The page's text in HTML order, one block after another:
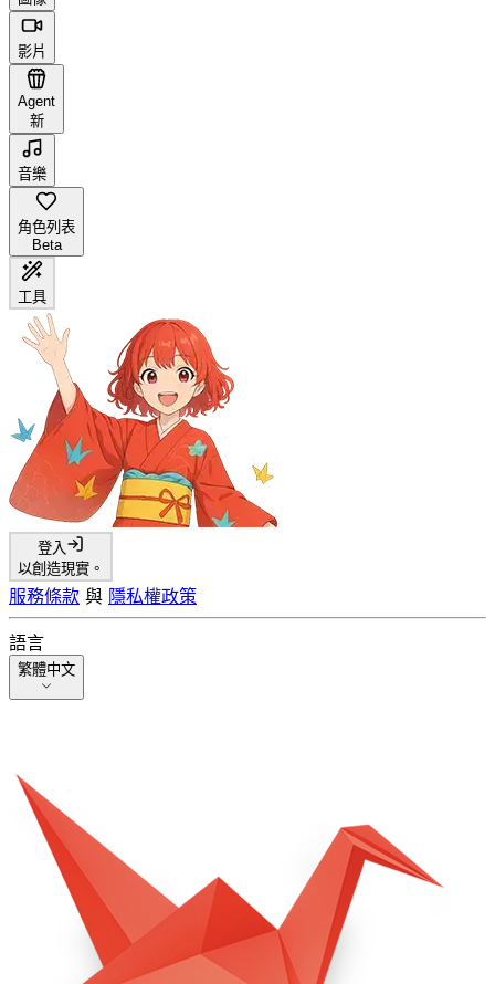
影片
Agent
新
音樂
角色列表
Beta
工具
登入
以創造現實。
服務條款 與 隱私權政策
語言
繁體中文